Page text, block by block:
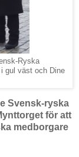
Ryska
gul väst och Dine
Svensk-ryska
för att
medborgare